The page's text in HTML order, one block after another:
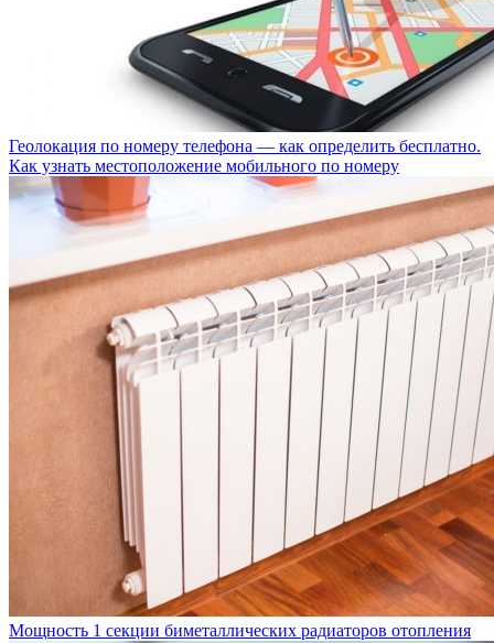
Геолокация по номеру телефона — как определить бесплатно.
Как узнать местоположение мобильного по номеру
Мощность 1 секции биметаллических радиаторов отопления